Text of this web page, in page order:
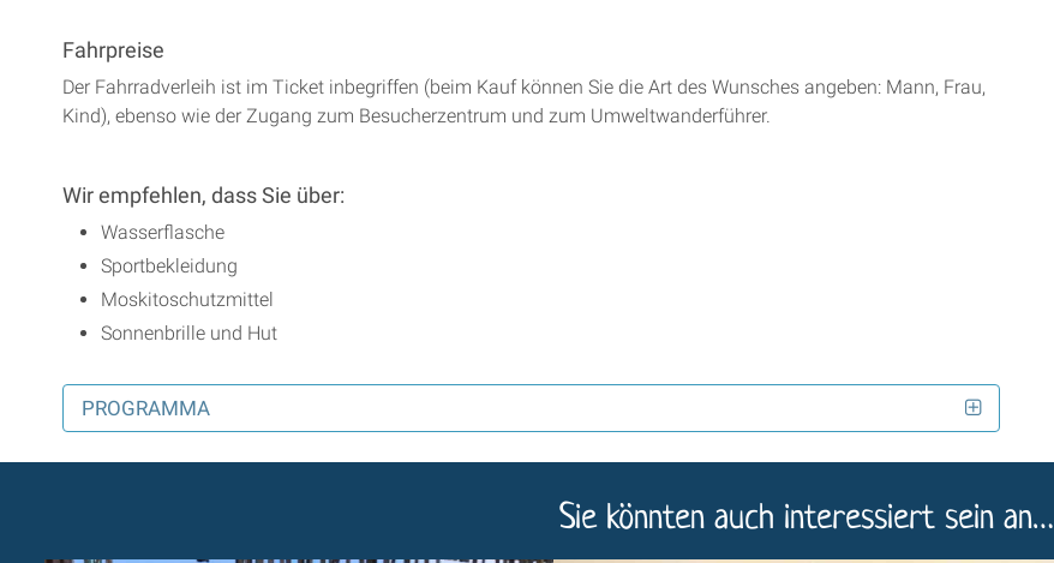
Fahrpreise
Der Fahrradverleih ist im Ticket inbegriffen (beim Kauf können Sie die Art des Wunsches angeben: Mann, Frau,
Kind), ebenso wie der Zugang zum Besucherzentrum und zum Umweltwanderführer.
Wir empfehlen, dass Sie über:
Wasserflasche
Sportbekleidung
Moskitoschutzmittel
Sonnenbrille und Hut
PROGRAMMA
Sie könnten auch interessiert sein an…